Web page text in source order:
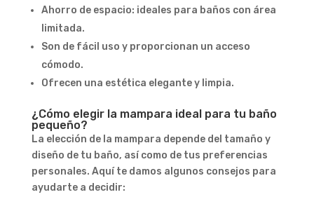
Ahorro de espacio: ideales para baños con área
limitada.
Son de fácil uso y proporcionan un acceso
cómodo.
Ofrecen una estética elegante y limpia.
¿Cómo elegir la mampara ideal para tu baño
pequeño?
La elección de la mampara depende del tamaño y
diseño de tu baño, así como de tus preferencias
personales. Aquí te damos algunos consejos para
ayudarte a decidir: